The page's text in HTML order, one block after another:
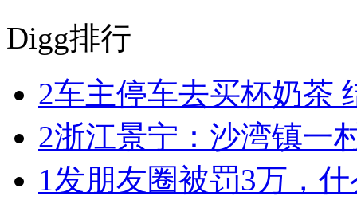
Digg排行
2车主停车去买杯奶茶
2浙江景宁：沙湾镇一
1发朋友圈被罚3万，